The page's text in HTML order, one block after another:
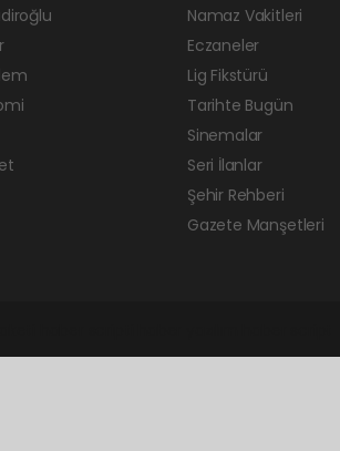
Namaz Vakitleri
Eczaneler
Lig Fikstürü
Tarihte Bugün
Sinemalar
Seri İlanlar
Şehir Rehberi
Gazete Manşetleri